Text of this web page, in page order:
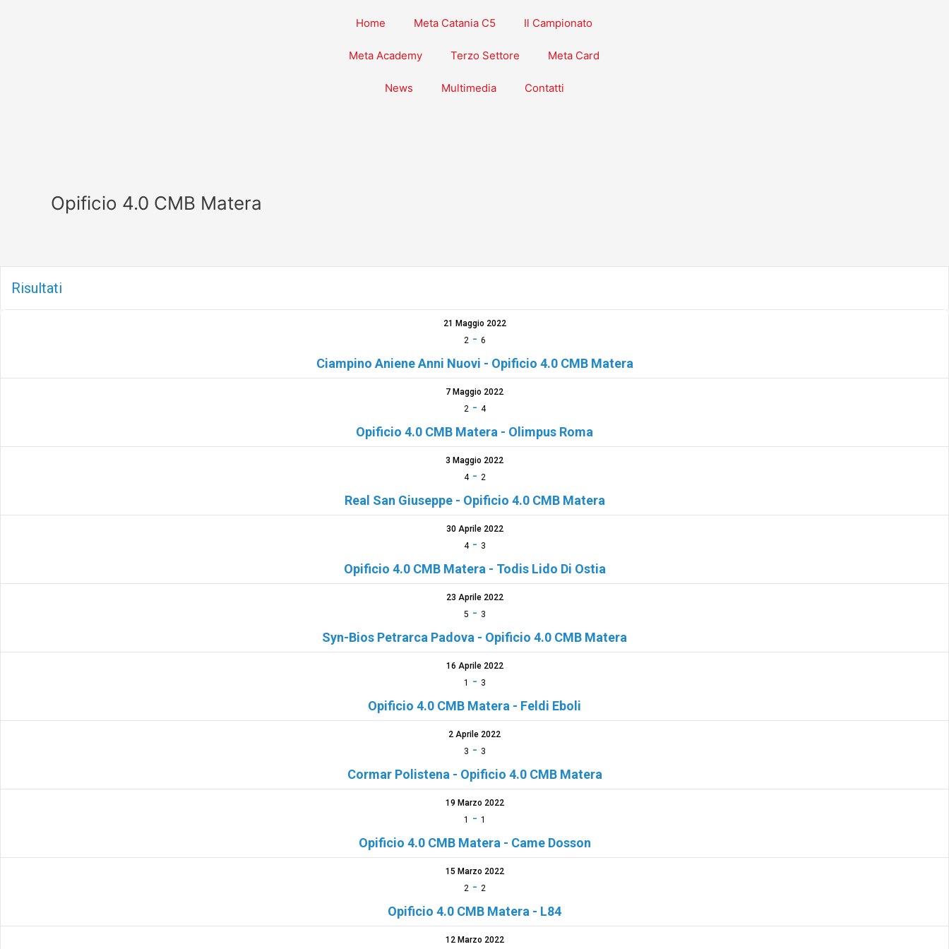
Home Meta Catania C5 Il Campionato
Meta Academy Terzo Settore Meta Card
News Multimedia Contatti
Opificio 4.0 CMB Matera
Risultati
21 Maggio 2022
2- 6
Ciampino Aniene Anni Nuovi - Opificio 4.0 CMB Matera
7 Maggio 2022
2- 4
Opificio 4.0 CMB Matera - Olimpus Roma
3 Maggio 2022
4- 2
Real San Giuseppe - Opificio 4.0 CMB Matera
30 Aprile 2022
4- 3
Opificio 4.0 CMB Matera - Todis Lido Di Ostia
23 Aprile 2022
5 - 3
Syn-Bios Petrarca Padova - Opificio 4.0 CMB Matera
16 Aprile 2022
1
- 3
Opificio 4.0 CMB Matera - Feldi Eboli
2 Aprile 2022
3 - 3
Cormar Polistena - Opificio 4.0 CMB Matera
19 Marzo 2022
1
- 1
Opificio 4.0 CMB Matera - Came Dosson
15 Marzo 2022
2- 2
Opificio 4.0 CMB Matera - L84
12 Marzo 2022